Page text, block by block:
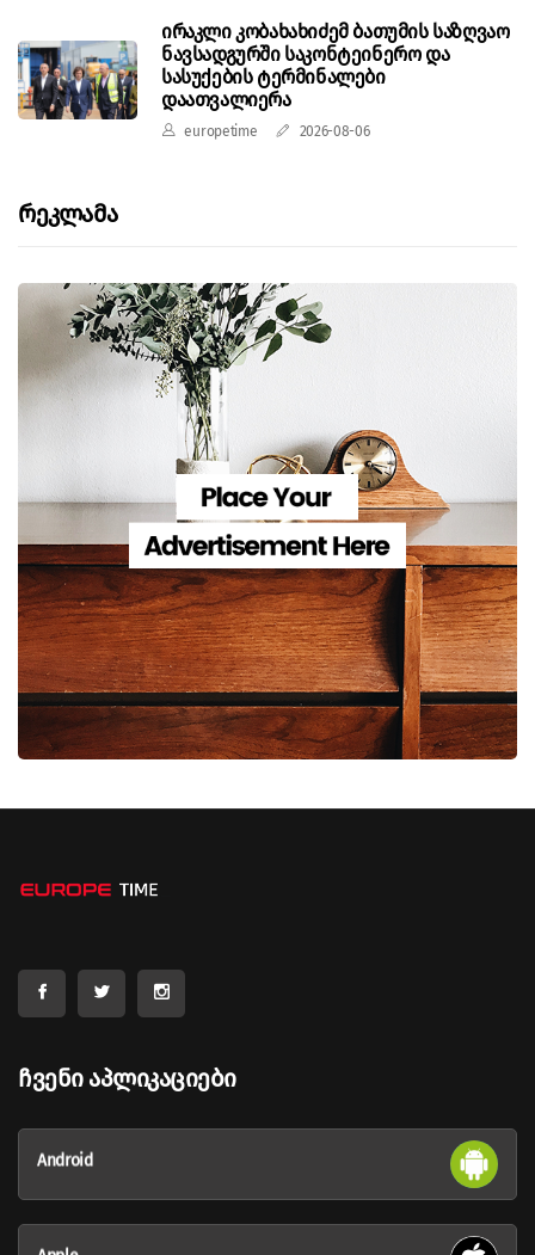
ირაკლი კობახახიძემ ბათუმის საზღვაო
ნავსადგურში საკონტეინერო და
სასუქების ტერმინალები
დაათვალიერა
europetime 2026-08-06
Რეკლამა
Ჩვენი Აპლიკაციები
Android